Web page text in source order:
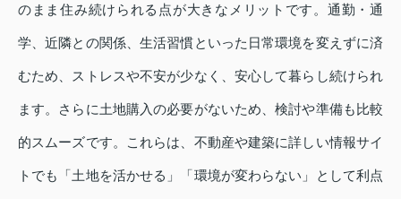
のまま住み続けられる点が大きなメリットです。通勤・通
学、近隣との関係、生活習慣といった日常環境を変えずに済
むため、ストレスや不安が少なく、安心して暮らし続けられ
ます。さらに土地購入の必要がないため、検討や準備も比較
的スムーズです。これらは、不動産や建築に詳しい情報サイ
トでも「土地を活かせる」「環境が変わらない」として利点